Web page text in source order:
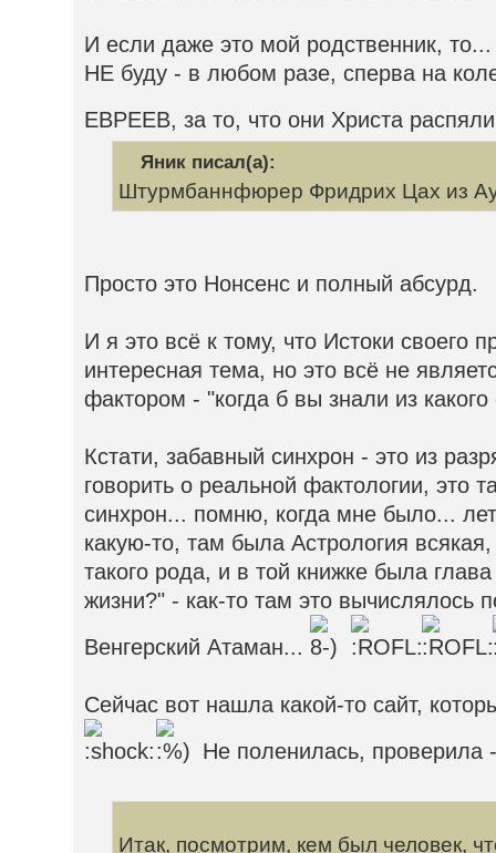
И если даже это мой родственник, то...
НЕ буду - в любом разе, сперва на
ЕВРЕЕВ, за то, что они Христа
Яник писал(а):
Штурмбаннфюрер Фридрих Цах из
Просто это Нонсенс и полный абсурд.
И я это всё к тому, что Истоки своего
интересная тема, но это всё не
фактором - "когда б вы знали из какого
Кстати, забавный синхрон - это из
говорить о реальной фактологии, это
синхрон... помню, когда мне было...
какую-то, там была Астрология
такого рода, и в той книжке была
жизни?" - как-то там это вычислялось
Венгерский Атаман...
Сейчас вот нашла какой-то сайт,
Не поленилась, проверила
Итак, посмотрим, кем был человек,